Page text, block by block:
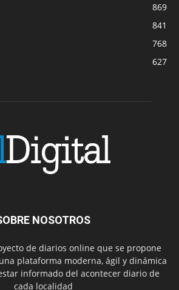
869
841
768
627
NOSOTROS
de diarios online que se propone
plataforma moderna, ágil y dinámica
informado del acontecer diario de
cada localidad